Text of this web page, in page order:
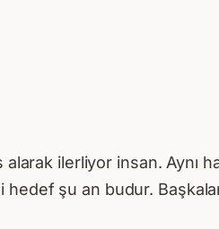
ilerliyor insan. Aynı
şu an budur.